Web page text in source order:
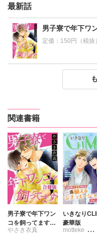
最新話
男子寮で年下ワ
定価： 150円（税抜
男子寮で年下ワ
150円（税抜）
男子寮で年下ワ
150円（税抜）
関連書籍
男子寮で年下ワン
コを飼ってます
合冊版
やさき衣真
いきなり
豪華版
motteke